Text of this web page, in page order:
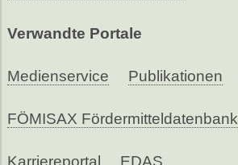
Verwandte Portale
Medienservice Publikationen
FÖMISAX Fördermitteldatenbank
Karriereportal EDAS